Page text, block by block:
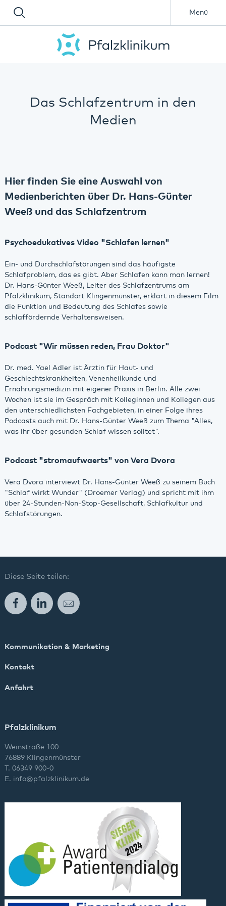
Menü
Das Schlafzentrum in den
Medien
Hier finden Sie eine Auswahl von
Medienberichten über Dr. Hans-Günter
Weeß und das Schlafzentrum
Psychoedukatives Video "Schlafen lernen"
Ein- und Durchschlafstörungen sind das häufigste
Schlafproblem, das es gibt. Aber Schlafen kann man lernen!
Dr. Hans-Günter Weeß, Leiter des Schlafzentrums am
Pfalzklinikum, Standort Klingenmünster, erklärt in diesem Film
die Funktion und Bedeutung des Schlafes sowie
schlaffördernde Verhaltensweisen.
Podcast "Wir müssen reden, Frau Doktor"
Dr. med. Yael Adler ist Ärztin für Haut- und
Geschlechtskrankheiten, Venenheilkunde und
Ernährungsmedizin mit eigener Praxis in Berlin. Alle zwei
Wochen ist sie im Gespräch mit Kolleginnen und Kollegen aus
den unterschiedlichsten Fachgebieten, in einer Folge ihres
Podcasts auch mit Dr. Hans-Günter Weeß zum Thema "Alles,
was ihr über gesunden Schlaf wissen solltet".
Podcast "stromaufwaerts" von Vera Dvora
Vera Dvora interviewt Dr. Hans-Günter Weeß zu seinem Buch
"Schlaf wirkt Wunder" (Droemer Verlag) und spricht mit ihm
über 24-Stunden-Non-Stop-Gesellschaft, Schlafkultur und
Schlafstörungen.
Diese Seite teilen:
FacebookLinkedInE-Mail
Kommunikation & Marketing
Kontakt
Anfahrt
Pfalzklinikum
Weinstraße 100
76889 Klingenmünster
T. 06349 900-0
E. info@pfalzklinikum.de